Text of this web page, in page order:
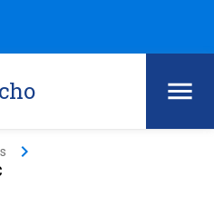
keyboard_arrow_right